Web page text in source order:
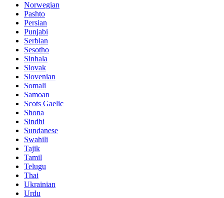
Norwegian
Pashto
Persian
Punjabi
Serbian
Sesotho
Sinhala
Slovak
Slovenian
Somali
Samoan
Scots Gaelic
Shona
Sindhi
Sundanese
Swahili
Tajik
Tamil
Telugu
Thai
Ukrainian
Urdu